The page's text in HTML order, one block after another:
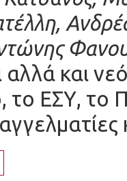
και
το ΕΣΥ, το